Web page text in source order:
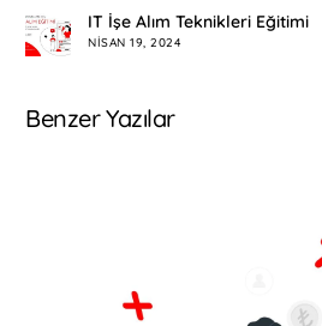
IT İşe Alım Teknikleri Eğitimi
NISAN 19, 2024
Benzer Yazılar